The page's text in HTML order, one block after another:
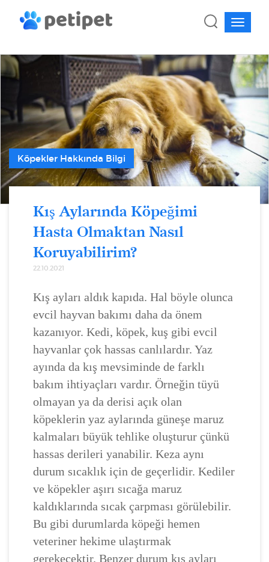
Köpekler Hakkında Bilgi
Kış Aylarında Köpeğimi
Hasta Olmaktan Nasıl
Koruyabilirim?
22.10.2021
Kış ayları aldık kapıda. Hal böyle olunca
evcil hayvan bakımı daha da önem
kazanıyor. Kedi, köpek, kuş gibi evcil
hayvanlar çok hassas canlılardır. Yaz
ayında da kış mevsiminde de farklı
bakım ihtiyaçları vardır. Örneğin tüyü
olmayan ya da derisi açık olan
köpeklerin yaz aylarında güneşe maruz
kalmaları büyük tehlike oluşturur çünkü
hassas derileri yanabilir. Keza aynı
durum sıcaklık için de geçerlidir. Kediler
ve köpekler aşırı sıcağa maruz
kaldıklarında sıcak çarpması görülebilir.
Bu gibi durumlarda köpeği hemen
veteriner hekime ulaştırmak
gerekecektir. Benzer durum kış ayları